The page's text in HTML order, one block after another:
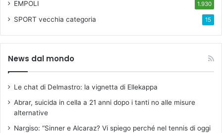
EMPOLI 1.930
SPORT vecchia categoria 15
News dal mondo
Le chat di Delmastro: la vignetta di Ellekappa
Abrar, suicida in cella a 21 anni dopo i tanti no alle misure
alternative
Nargiso: “Sinner e Alcaraz? Vi spiego perché nel tennis di oggi